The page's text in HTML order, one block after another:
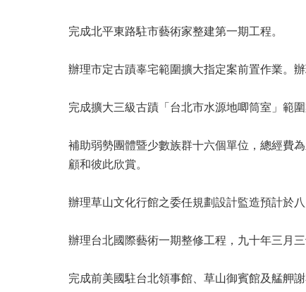
完成北平東路駐市藝術家整建第一期工程。
辦理市定古蹟辜宅範圍擴大指定案前置作業。
完成擴大三級古蹟「台北市水源地唧筒室」範圍
補助弱勢團體暨少數族群十六個單位，總經費
顧和彼此欣賞。
辦理草山文化行館之委任規劃設計監造預計於
辦理台北國際藝術一期整修工程，九十年三月
完成前美國駐台北領事館、草山御賓館及艋舺